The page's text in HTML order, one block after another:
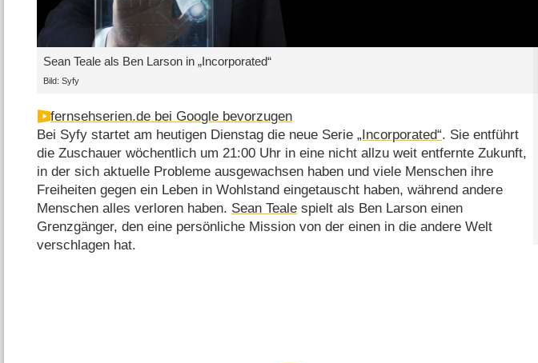
Sean Teale als Ben Larson in „Incorporated“
Bild: Syfy
fernsehserien.de bei Google bevorzugen
Bei Syfy startet am heutigen Dienstag die neue Serie„Incorporated“. Sie entführt
die Zuschauer wöchentlich um 21:00 Uhr in eine nicht allzu weit entfernte Zukunft,
in der sich aktuelle Probleme ausgewachsen haben und viele Menschen ihre
Freiheiten gegen ein Leben in Wohlstand eingetauscht haben, während andere
Menschen alles verloren haben. Sean Teale spielt als Ben Larson einen
Grenzgänger, den eine persönliche Mission von der einen in die andere Welt
verschlagen hat.